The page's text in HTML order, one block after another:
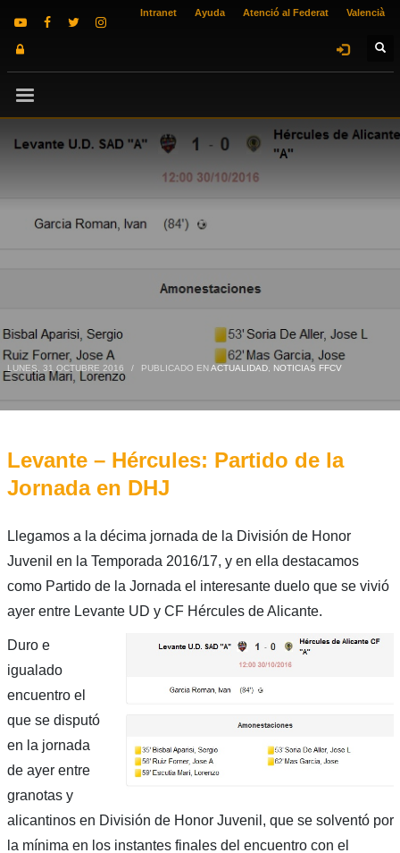
Intranet Ayuda Atenció al Federat Valencià
LUNES, 31 OCTUBRE 2016 / PUBLICADO ENACTUALIDAD, NOTICIAS FFCV
Levante – Hércules: Partido de la
Jornada en DHJ
Llegamos a la décima jornada de la División de Honor
Juvenil en la Temporada 2016/17, y en ella destacamos
como Partido de la Jornada el interesante duelo que se vivió
ayer entre Levante UD y CF Hércules de Alicante.
Duro e
igualado
encuentro el
que se disputó
en la jornada
de ayer entre
granotas y
alicantinos en División de Honor Juvenil, que se solventó por
la mínima en los instantes finales del encuentro con el